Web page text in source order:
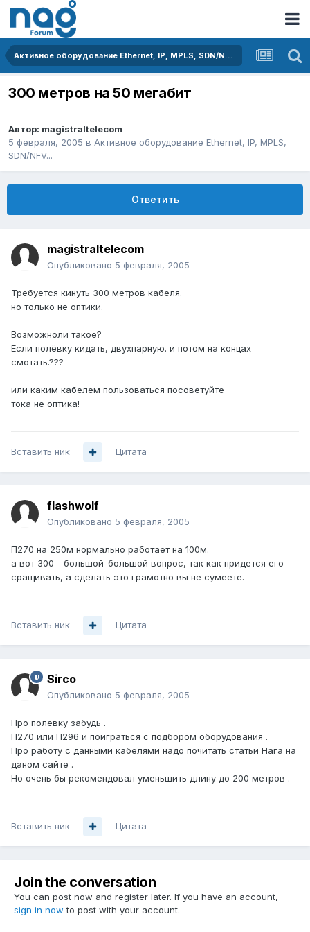
Активное оборудование Ethernet, IP, MPLS, SDN/NFV...
300 метров на 50 мегабит
Автор: magistraltelecom
5 февраля, 2005 в Активное оборудование Ethernet, IP, MPLS,
SDN/NFV...
Ответить
magistraltelecom
Опубликовано 5 февраля, 2005
Требуется кинуть 300 метров кабеля.
но только не оптики.
Возможноли такое?
Если полёвку кидать, двухпарную. и потом на концах
смотать.???
или каким кабелем пользоваться посоветуйте
тока не оптика!
Вставить ник Цитата
flashwolf
Опубликовано 5 февраля, 2005
П270 на 250м нормально работает на 100м.
а вот 300 - большой-большой вопрос, так как придется его
сращивать, а сделать это грамотно вы не сумеете.
Вставить ник Цитата
Sirco
Опубликовано 5 февраля, 2005
Про полевку забудь .
П270 или П296 и поиграться с подбором оборудования .
Про работу с данными кабелями надо почитать статьи Нага на
даном сайте .
Но очень бы рекомендовал уменьшить длину до 200 метров .
Вставить ник Цитата
Join the conversation
You can post now and register later. If you have an account,
sign in now to post with your account.